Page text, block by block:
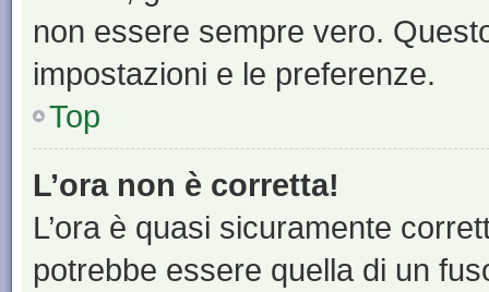
non essere sempre vero.
impostazioni e le preferenze.
Top
L’ora non è corretta!
L’ora è quasi sicuramente
potrebbe essere quella di un